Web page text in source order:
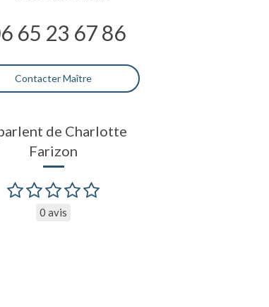
65 23 67 86
Contacter Maître
de Charlotte
Farizon
0 avis